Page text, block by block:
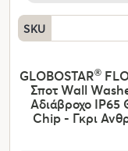
SKU
GLOBOSTAR®
Σποτ Wall
Αδιάβροχο IP65
Chip - Γκρι